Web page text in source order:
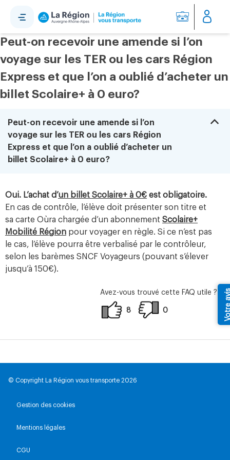
Peut-on recevoir une amende si l’on
voyage sur les TER ou les cars Région
Express et que l’on a oublié d’acheter un
billet Scolaire+ à 0 euro?
B
Peut-on recevoir une amende si l’on
voyage sur les TER ou les cars Région
Express et que l’on a oublié d’acheter un
billet Scolaire+ à 0 euro?
Oui. L’achat d’un billet Scolaire+ à 0€ est obligatoire.
En cas de contrôle, l’élève doit présenter son titre et
sa carte Oùra chargée d’un abonnement Scolaire+
Mobilité Région pour voyager en règle. Si ce n’est pas
le cas, l’élève pourra être verbalisé par le contrôleur,
selon les barèmes SNCF Voyageurs (pouvant s’élever
jusqu’à 150€).
Avez-vous trouvé cette FAQ utile ?
8 0
© Copyright La Région vous transporte 2026
Gestion des cookies
Mentions légales
CGU